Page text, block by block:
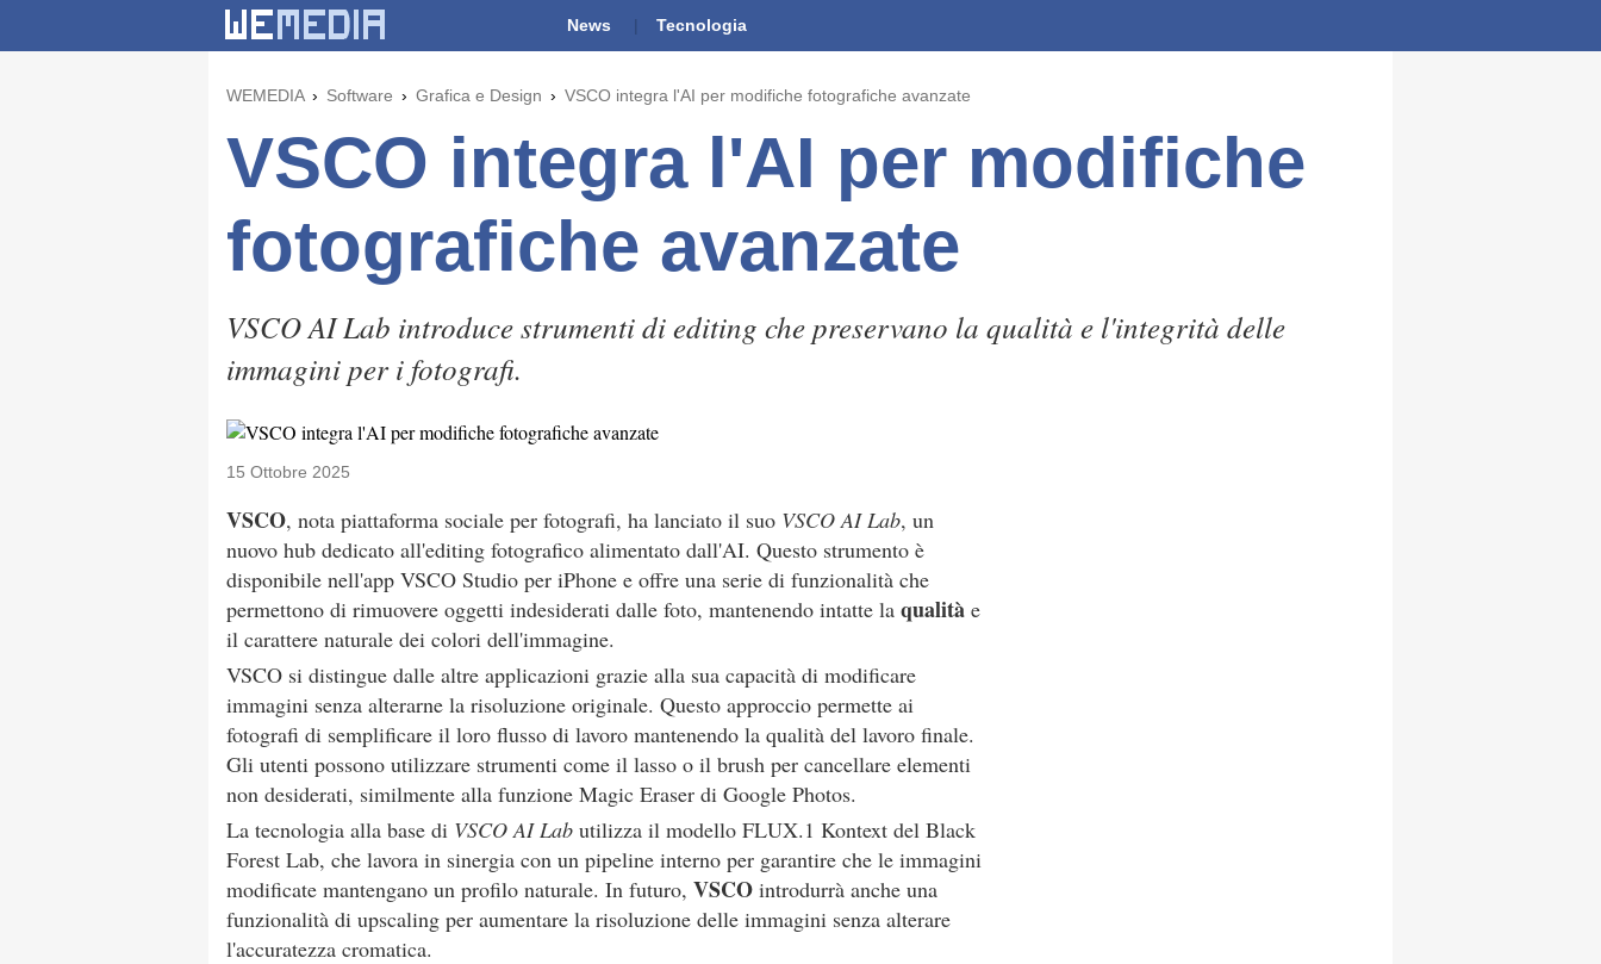
News Tecnologia
WEMEDIA Software Grafica e Design VSCO integra l'AI per modifiche fotografiche avanzate
VSCO integra l'AI per modifiche
fotografiche avanzate
VSCO AI Lab introduce strumenti di editing che preservano la qualità e l'integrità delle
immagini per i fotografi.
15 Ottobre 2025
VSCO, nota piattaforma sociale per fotografi, ha lanciato il suo VSCO AI Lab, un
nuovo hub dedicato all'editing fotografico alimentato dall'AI. Questo strumento è
disponibile nell'app VSCO Studio per iPhone e offre una serie di funzionalità che
permettono di rimuovere oggetti indesiderati dalle foto, mantenendo intatte la qualità e
il carattere naturale dei colori dell'immagine.
VSCO si distingue dalle altre applicazioni grazie alla sua capacità di modificare
immagini senza alterarne la risoluzione originale. Questo approccio permette ai
fotografi di semplificare il loro flusso di lavoro mantenendo la qualità del lavoro finale.
Gli utenti possono utilizzare strumenti come il lasso o il brush per cancellare elementi
non desiderati, similmente alla funzione Magic Eraser di Google Photos.
La tecnologia alla base di VSCO AI Lab utilizza il modello FLUX.1 Kontext del Black
Forest Lab, che lavora in sinergia con un pipeline interno per garantire che le immagini
modificate mantengano un profilo naturale. In futuro, VSCO introdurrà anche una
funzionalità di upscaling per aumentare la risoluzione delle immagini senza alterare
l'accuratezza cromatica.